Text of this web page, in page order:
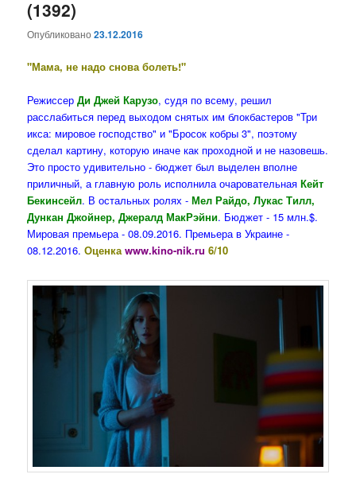
(1392)
Опубликовано23.12.2016
"Мама, не надо снова болеть!"
РежиссерДи Джей Карузо, судя по всему, решил
расслабиться перед выходом снятых им блокбастеров "Три
икса: мировое господство" и "Бросок кобры 3", поэтому
сделал картину, которую иначе как проходной и не назовешь.
Это просто удивительно - бюджет был выделен вполне
приличный, а главную роль исполнила очаровательная Кейт
Бекинсейл. В остальных ролях -Мел Райдо, Лукас Тилл,
Дункан Джойнер, Джералд МакРэйни. Бюджет - 15 млн.$.
Мировая премьера - 08.09.2016. Премьера в Украине -
08.12.2016.Оценкаwww.kino-nik.ru 6/10